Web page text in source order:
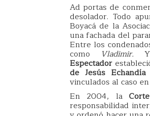
Ad portas de
desolador. Todo
Boyacá de la
una fachada del
Entre los
como Vladimir. Y
Espectador
de Jesús
vinculados al caso en
En 2004, la
responsabilidad